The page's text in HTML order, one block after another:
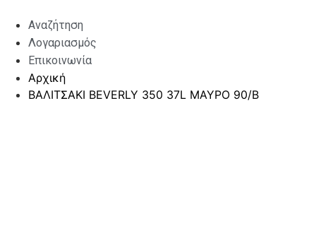
Αναζήτηση
Λογαριασμός
Επικοινωνία
Αρχική
ΒΑΛΙΤΣΑΚΙ ΒEVERLY 350 37L ΜΑΥΡΟ 90/B